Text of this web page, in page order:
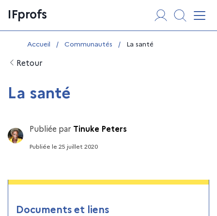
au
contenu
IFprofs
Vous êtes ici :
Accueil / Communautés / La santé
Retour
La santé
Publiée par Tinuke Peters
Publiée le 25 juillet 2020
Documents et liens